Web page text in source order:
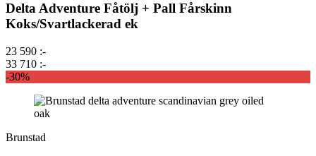
Delta Adventure Fåtölj + Pall Fårskinn
Koks/Svartlackerad ek
23 590 :-
33 710 :-
-30%
Brunstad